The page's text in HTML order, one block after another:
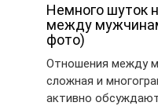
Немного шуток
между
фото)
Отношения между
сложная и
активно